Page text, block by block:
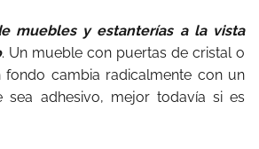
muebles y estanterías a la vista
. Un mueble con puertas de cristal o
fondo cambia radicalmente con un
sea adhesivo, mejor todavía si es